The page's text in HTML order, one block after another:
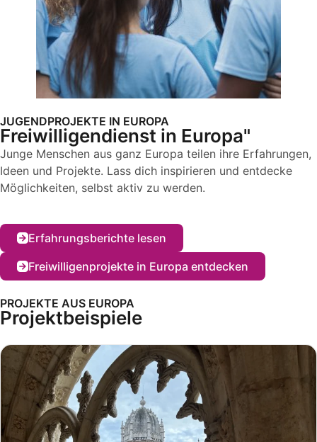
JUGENDPROJEKTE IN EUROPA
Freiwilligendienst in Europa"
Junge Menschen aus ganz Europa teilen ihre Erfahrungen,
Ideen und Projekte. Lass dich inspirieren und entdecke
Möglichkeiten, selbst aktiv zu werden.
Erfahrungsberichte lesen
Freiwilligenprojekte in Europa entdecken
PROJEKTE AUS EUROPA
Projektbeispiele